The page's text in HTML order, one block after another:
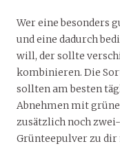
Wer eine besonders
und eine dadurch
will, der sollte
kombinieren. Die
sollten am besten
Abnehmen mit
zusätzlich noch
Grünteepulver zu dir